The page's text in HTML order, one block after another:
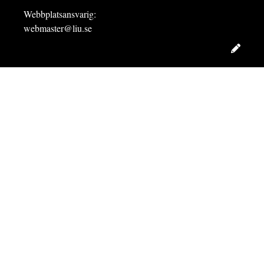
Webbplatsansvarig:
webmaster@liu.se